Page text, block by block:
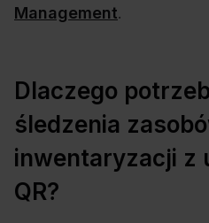
Management.
Dlaczego
śledzenia
inwentaryzacji z
QR?